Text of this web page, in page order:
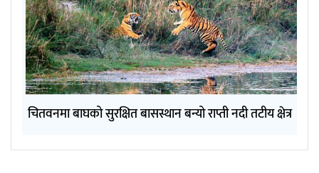
चितवनमा बाघको सुरक्षित बासस्थान बन्यो राप्ती नदी तटीय क्षेत्र